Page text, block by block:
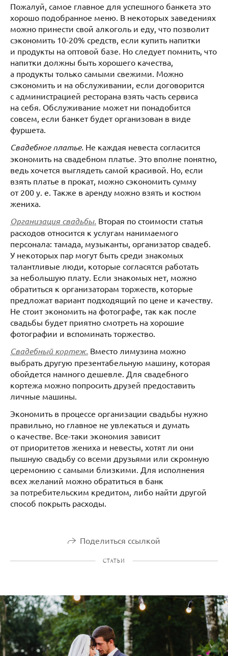
Пожалуй, самое главное для успешного банкета это
хорошо подобранное меню. В некоторых заведениях
можно принести свой алкоголь и еду, что позволит
сэкономить 10-20% средств, если купить напитки
и продукты на оптовой базе. Но следует помнить, что
напитки должны быть хорошего качества,
а продукты только самыми свежими. Можно
сэкономить и на обслуживании, если договорится
с администрацией ресторана взять часть сервиса
на себя. Обслуживание может ни понадобится
совсем, если банкет будет организован в виде
фуршета.
Свадебное платье. Не каждая невеста согласится
экономить на свадебном платье. Это вполне понятно,
ведь хочется выглядеть самой красивой. Но, если
взять платье в прокат, можно сэкономить сумму
от 200 у. е. Также в аренду можно взять и костюм
жениха.
Организация свадьбы. Вторая по стоимости статья
расходов относится к услугам нанимаемого
персонала: тамада, музыканты, организатор свадеб.
У некоторых пар могут быть среди знакомых
талантливые люди, которые согласятся работать
за небольшую плату. Если знакомых нет, можно
обратиться к организаторам торжеств, которые
предложат вариант подходящий по цене и качеству.
Не стоит экономить на фотографе, так как после
свадьбы будет приятно смотреть на хорошие
фотографии и вспоминать торжество.
Свадебный кортеж. Вместо лимузина можно
выбрать другую презентабельную машину, которая
обойдется намного дешевле. Для свадебного
кортежа можно попросить друзей предоставить
личные машины.
Экономить в процессе организации свадьбы нужно
правильно, но главное не увлекаться и думать
о качестве. Все-таки экономия зависит
от приоритетов жениха и невесты, хотят ли они
пышную свадьбу со всеми друзьями или скромную
церемонию с самыми близкими. Для исполнения
всех желаний можно обратиться в банк
за потребительским кредитом, либо найти другой
способ покрыть расходы.
Поделиться ссылкой
СТАТЬИ